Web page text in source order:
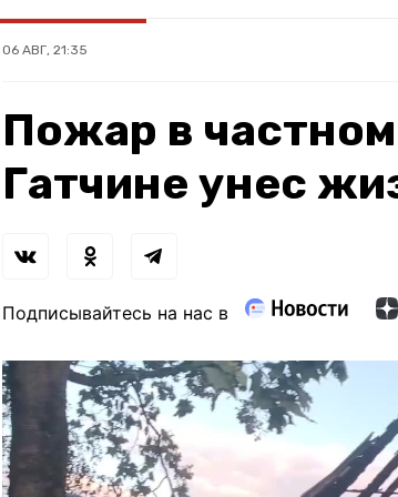
06 АВГ, 21:35
Пожар в
Гатчине унес
Подписывайтесь на нас в